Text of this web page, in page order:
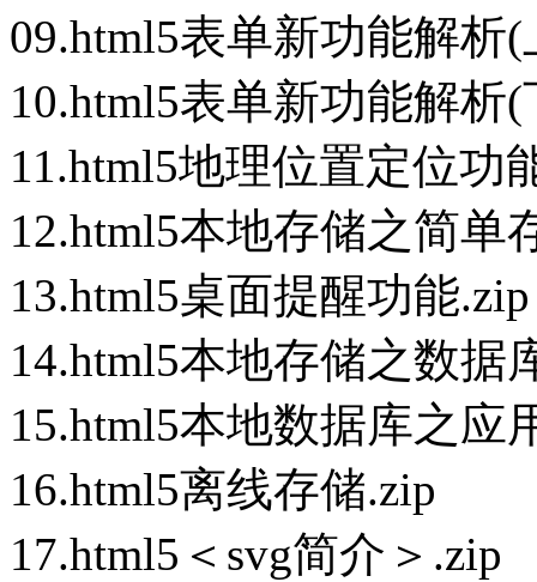
09.html5表单新功能解析(
10.html5表单新功能解析(
11.html5地理位置定位功
12.html5本地存储之简单
13.html5桌面提醒功能.zip
14.html5本地存储之数据
15.html5本地数据库之应
16.html5离线存储.zip
17.html5＜svg简介＞.zip